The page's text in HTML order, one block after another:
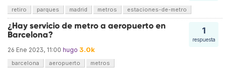
retiro parques madrid metros estaciones-de-metro
1
respuesta
¿Hay servicio de metro a aeropuerto en
Barcelona?
26 Ene 2023, 11:00 hugo 3.0k
barcelona aeropuerto metros